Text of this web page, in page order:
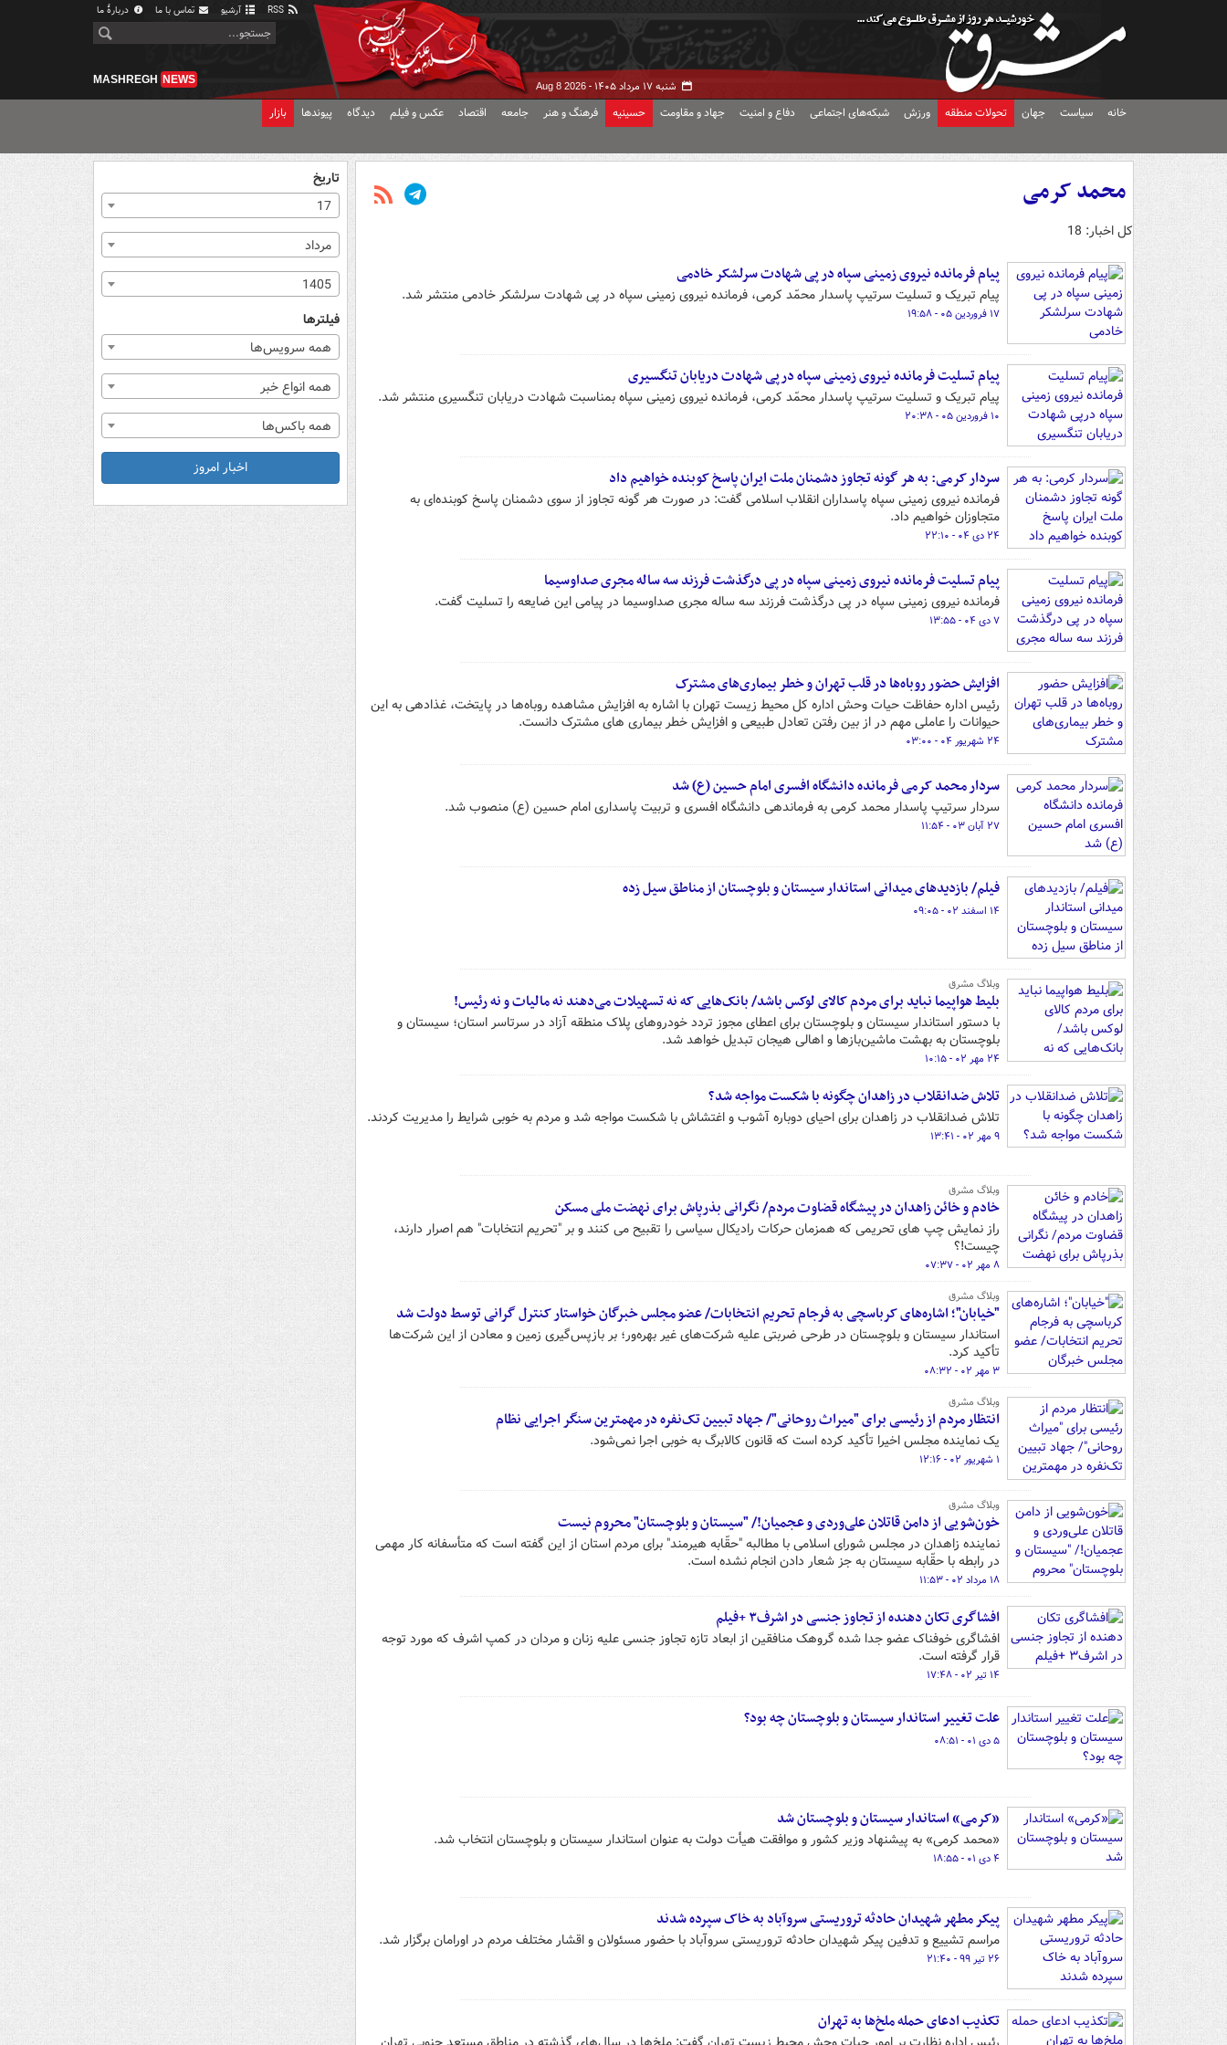
آرشیو تماس با ما دربارهٔ ما
شنبه ۱۷ مرداد ۱۴۰۵ - Aug 8 2026
MASHREGH NEWS
خانه سیاست جهان تحولات منطقه ورزش شبکه‌های اجتماعی دفاع و امنیت جهاد و مقاومت حسینیه فرهنگ و هنر جامعه اقتصاد عکس و فیلم دیدگاه پیوندها بازار
محمد کرمی
کل اخبار: 18
پیام فرمانده نیروی زمینی سپاه در پی شهادت سرلشکر خادمی
پیام تبریک و تسلیت سرتیپ پاسدار محمّد کرمی، فرمانده نیروی زمینی سپاه در پی شهادت سرلشکر خادمی منتشر شد.
۱۷ فروردین ۰۵ - ۱۹:۵۸
پیام تسلیت فرمانده نیروی زمینی سپاه درپی شهادت دریابان تنگسیری
پیام تبریک و تسلیت سرتیپ پاسدار محمّد کرمی، فرمانده نیروی زمینی سپاه بمناسبت شهادت دریابان تنگسیری منتشر شد.
۱۰ فروردین ۰۵ - ۲۰:۳۸
سردار کرمی: به هر گونه تجاوز دشمنان ملت ایران پاسخ کوبنده خواهیم داد
فرمانده نیروی زمینی سپاه پاسداران انقلاب اسلامی گفت: در صورت هر گونه تجاوز از سوی دشمنان پاسخ کوبنده‌ای به
متجاوزان خواهیم داد.
۲۴ دی ۰۴ - ۲۲:۱۰
پیام تسلیت فرمانده نیروی زمینی سپاه در پی درگذشت فرزند سه ساله مجری صداوسیما
فرمانده نیروی زمینی سپاه در پی درگذشت فرزند سه ساله مجری صداوسیما در پیامی این ضایعه را تسلیت گفت.
۷ دی ۰۴ - ۱۳:۵۵
افزایش حضور روباه‌ها در قلب تهران و خطر بیماری‌های مشترک
رئیس اداره حفاظت حیات‌ وحش اداره کل محیط زیست تهران با اشاره به افزایش مشاهده روباه‌ها در پایتخت، غذادهی به این
حیوانات را عاملی مهم در از بین رفتن تعادل طبیعی و افزایش خطر بیماری‌ های مشترک دانست.
۲۴ شهریور ۰۴ - ۰۳:۰۰
سردار محمد کرمی فرمانده دانشگاه افسری امام حسین (ع) شد
سردار سرتیپ پاسدار محمد کرمی به فرماندهی دانشگاه افسری و تربیت پاسداری امام حسین (ع) منصوب شد.
۲۷ آبان ۰۳ - ۱۱:۵۴
فیلم/ بازدیدهای میدانی استاندار سیستان و بلوچستان از مناطق سیل زده
۱۴ اسفند ۰۲ - ۰۹:۰۵
وبلاگ مشرق
بلیط هواپیما نباید برای مردم کالای لوکس باشد/ بانک‌هایی که نه تسهیلات می‌دهند نه مالیات و نه رئیس!
با دستور استاندار سیستان و بلوچستان برای اعطای مجوز تردد خودروهای پلاک منطقه آزاد در سرتاسر استان؛ سیستان و
بلوچستان به بهشت ماشین‌بازها و اهالی هیجان تبدیل خواهد شد.
۲۴ مهر ۰۲ - ۱۰:۱۵
تلاش ضدانقلاب در زاهدان چگونه با شکست مواجه شد؟
تلاش ضدانقلاب در زاهدان برای احیای دوباره آشوب و اغتشاش با شکست مواجه شد و مردم به خوبی شرایط را مدیریت کردند.
۹ مهر ۰۲ - ۱۳:۴۱
وبلاگ مشرق
خادم و خائن زاهدان در پیشگاه قضاوت مردم/ نگرانی بذرپاش برای نهضت ملی مسکن
راز نمایش چپ های تحریمی که همزمان حرکات رادیکال سیاسی را تقبیح می کنند و بر "تحریم انتخابات" هم اصرار دارند،
چیست!؟
۸ مهر ۰۲ - ۰۷:۳۷
وبلاگ مشرق
"خیابان"؛ اشاره‌های کرباسچی به فرجام تحریم انتخابات/ عضو مجلس خبرگان خواستار کنترل گرانی توسط دولت شد
استاندار سیستان و بلوچستان در طرحی ضربتی علیه شرکت‌های غیر بهره‌ور؛ بر بازپس‌گیری زمین و معادن از این شرکت‌ها
تأکید کرد.
۳ مهر ۰۲ - ۰۸:۳۲
وبلاگ مشرق
انتظار مردم از رئیسی برای "میراث روحانی"/ جهاد تبیین تک‌نفره در مهمترین سنگر اجرایی نظام
یک نماینده مجلس اخیرا تأکید کرده است که قانون کالابرگ به خوبی اجرا نمی‌شود.
۱ شهریور ۰۲ - ۱۲:۱۶
وبلاگ مشرق
خون‌شویی از دامن قاتلان علی‌وردی و عجمیان!/ "سیستان و بلوچستان" محروم نیست
نماینده زاهدان در مجلس شورای اسلامی با مطالبه "حقّابه هیرمند" برای مردم استان از این گفته است که متأسفانه کار مهمی
در رابطه با حقّابه سیستان به جز شعار دادن انجام نشده است.
۱۸ مرداد ۰۲ - ۱۱:۵۳
افشاگری تکان دهنده از تجاوز جنسی در اشرف۳ +فیلم
افشاگری خوفناک عضو جدا شده گروهک منافقین از ابعاد تازه تجاوز جنسی علیه زنان و مردان در کمپ اشرف که مورد توجه
قرار گرفته است.
۱۴ تیر ۰۲ - ۱۷:۴۸
علت تغییر استاندار سیستان و بلوچستان چه بود؟
۵ دی ۰۱ - ۰۸:۵۱
«کرمی» استاندار سیستان‌ و بلوچستان‌ شد
«محمد کرمی» به پیشنهاد وزیر کشور و موافقت هیأت دولت به عنوان استاندار سیستان‌ و بلوچستان‌ انتخاب شد.
۴ دی ۰۱ - ۱۸:۵۵
پیکر مطهر شهیدان حادثه تروریستی سروآباد به خاک سپرده شدند
مراسم تشییع و تدفین پیکر شهیدان حادثه تروریستی سروآباد با حضور مسئولان و اقشار مختلف مردم در اورامان برگزار شد.
۲۶ تیر ۹۹ - ۲۱:۴۰
تکذیب ادعای حمله ملخ‌ها به تهران
تاریخ
17
مرداد
1405
فیلترها
همه سرویس‌ها
همه انواع خبر
همه باکس‌ها
اخبار امروز